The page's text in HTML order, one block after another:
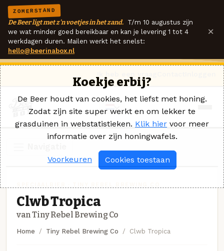
ZOMERSTAND
De Beer ligt met z'n voetjes in het zand. T/m 10 augustus zijn
we wat minder goed bereikbaar en kan je levering 1 tot 4
werkdagen duren. Mailen werkt het snelst:
hello@beerinabox.nl
×
Clwb Tropica
van Tiny Rebel Brewing Co
Home Tiny Rebel Brewing Co Clwb Tropica
Koekje erbij?
De Beer houdt van cookies, het liefst met honing.
Zodat zijn site super werkt en om lekker te
grasduinen in webstatistieken. Klik hier voor meer
informatie over zijn honingwafels.
Voorkeuren Cookies toestaan